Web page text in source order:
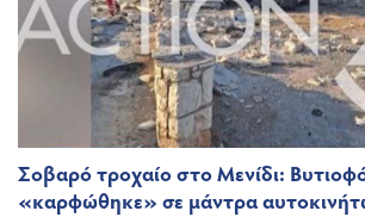
Σοβαρό τροχαίο στο Μενίδι:
«καρφώθηκε» σε μάντρα